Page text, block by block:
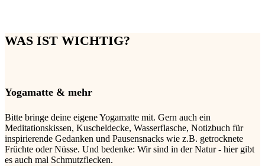
WAS IST WICHTIG?
Yogamatte & mehr
Bitte bringe deine eigene Yogamatte mit. Gern auch ein
Meditationskissen, Kuscheldecke, Wasserflasche, Notizbuch für
inspirierende Gedanken und Pausensnacks wie z.B. getrocknete
Früchte oder Nüsse. Und bedenke: Wir sind in der Natur - hier gibt
es auch mal Schmutzflecken.